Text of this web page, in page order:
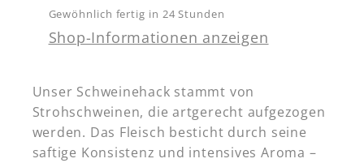
Gewöhnlich fertig in 24 Stunden
Shop-Informationen anzeigen
Unser Schweinehack stammt von
Strohschweinen, die artgerecht aufgezogen
werden. Das Fleisch besticht durch seine
saftige Konsistenz und intensives Aroma –